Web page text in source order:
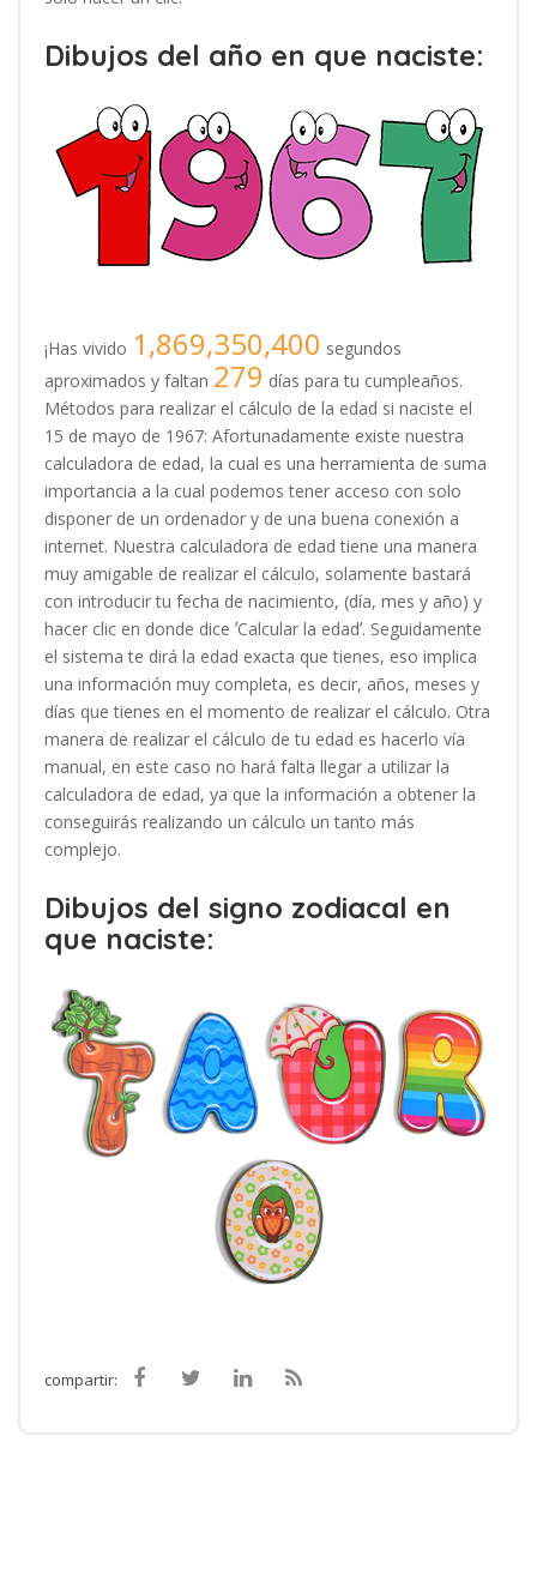
Dibujos del año en que naciste:
¡Has vivido 1,869,350,400 segundos
aproximados y faltan 279 días para tu cumpleaños.
Métodos para realizar el cálculo de la edad si naciste el
15 de mayo de 1967: Afortunadamente existe nuestra
calculadora de edad, la cual es una herramienta de suma
importancia a la cual podemos tener acceso con solo
disponer de un ordenador y de una buena conexión a
internet. Nuestra calculadora de edad tiene una manera
muy amigable de realizar el cálculo, solamente bastará
con introducir tu fecha de nacimiento, (día, mes y año) y
hacer clic en donde dice ʼCalcular la edadʼ. Seguidamente
el sistema te dirá la edad exacta que tienes, eso implica
una información muy completa, es decir, años, meses y
días que tienes en el momento de realizar el cálculo. Otra
manera de realizar el cálculo de tu edad es hacerlo vía
manual, en este caso no hará falta llegar a utilizar la
calculadora de edad, ya que la información a obtener la
conseguirás realizando un cálculo un tanto más
complejo.
Dibujos del signo zodiacal en
que naciste:
compartir: